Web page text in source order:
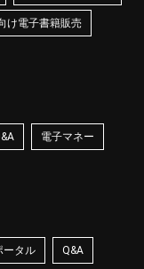
け電子書籍販売
電子マネー
ータル Q&A